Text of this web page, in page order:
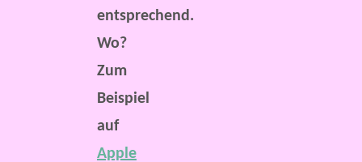
entsprechend.
Wo?
Zum
Beispiel
auf
Apple